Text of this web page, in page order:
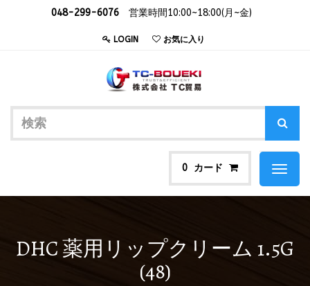
048-299-6076 営業時間10:00~18:00(月~金)
LOGIN お気に入り
0 カード
Toggle
DHC 薬用リップクリーム 1.5G
(48)